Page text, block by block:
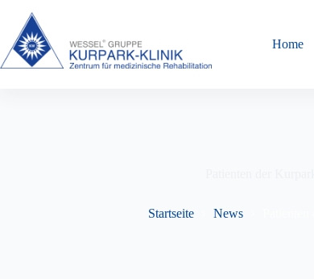
Inhalt
springen
Home
Startseite News